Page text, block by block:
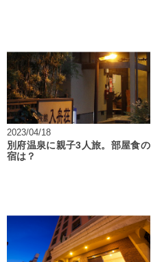
2023/04/18
別府温泉に親子3人旅。部屋食の
宿は？